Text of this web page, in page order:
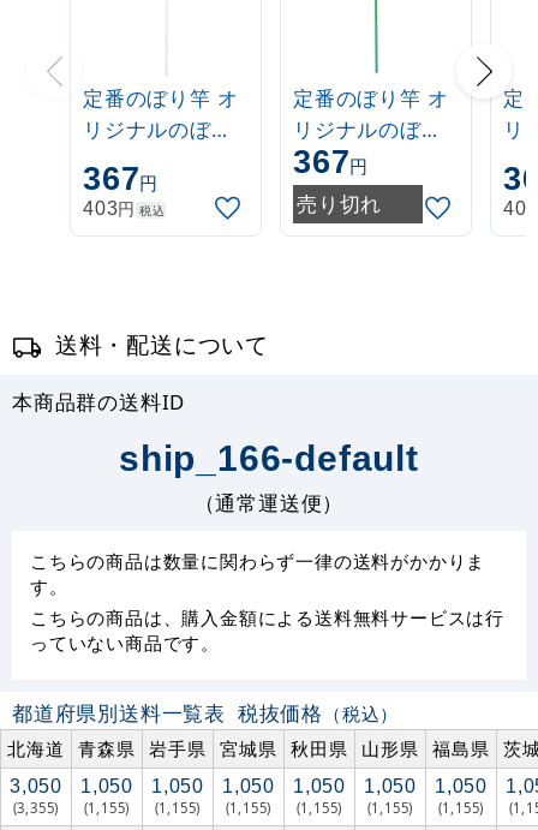
定番のぼり竿 オ
リジナルのぼり
ポール 1.6～3m
伸縮式 白
(30537***)
367円
403円 税込
定番のぼり竿 オ
リジナルのぼり
ポール 1.6～3m
伸縮式 緑
(30537GRN)
367円
売り切れ
定
リ
ポ
伸
403
送料・配送について
本商品群の送料ID
ship_166-default
（通常運送便）
こちらの商品は数量に関わらず一律の送料がかかりま
す。
こちらの商品は、購入金額による送料無料サービスは行
っていない商品です。
都道府県別送料一覧表 税抜価格 （税込）
北海道
青森県 岩手県 宮城県 秋田県 山形県 福島県 茨
3,050
(3,355)
1,050
(1,155)
1,050
(1,155)
1,050
(1,155)
1,050
(1,155)
1,050
(1,155)
1,050
(1,155)